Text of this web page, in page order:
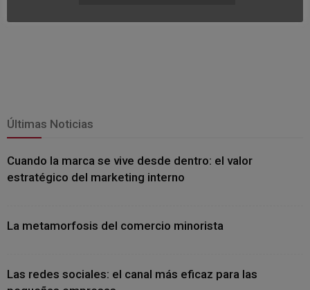
Últimas Noticias
Cuando la marca se vive desde dentro: el valor
estratégico del marketing interno
La metamorfosis del comercio minorista
Las redes sociales: el canal más eficaz para las